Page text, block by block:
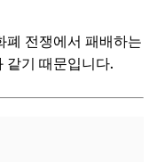
폐 전쟁에서 패배하는
같기 때문입니다.